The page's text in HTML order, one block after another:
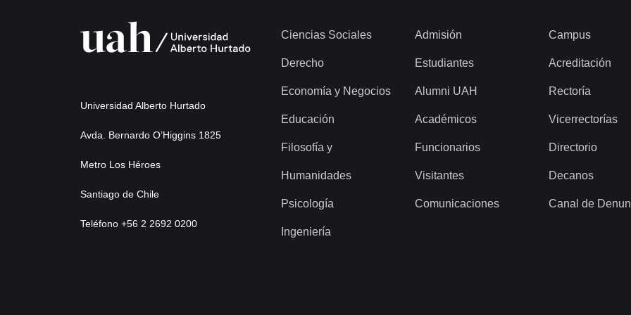
Universidad Alberto Hurtado
Avda. Bernardo O’Higgins 1825
Metro Los Héroes
Santiago de Chile
Teléfono +56 2 2692 0200
Ciencias Sociales
Derecho
Economía y Negocios
Educación
Filosofía y
Humanidades
Psicología
Ingeniería
Admisión
Estudiantes
Alumni UAH
Académicos
Funcionarios
Visitantes
Comunicaciones
Campus
Acreditación
Rectoría
Vicerrectorías
Directorio
Decanos
Canal de